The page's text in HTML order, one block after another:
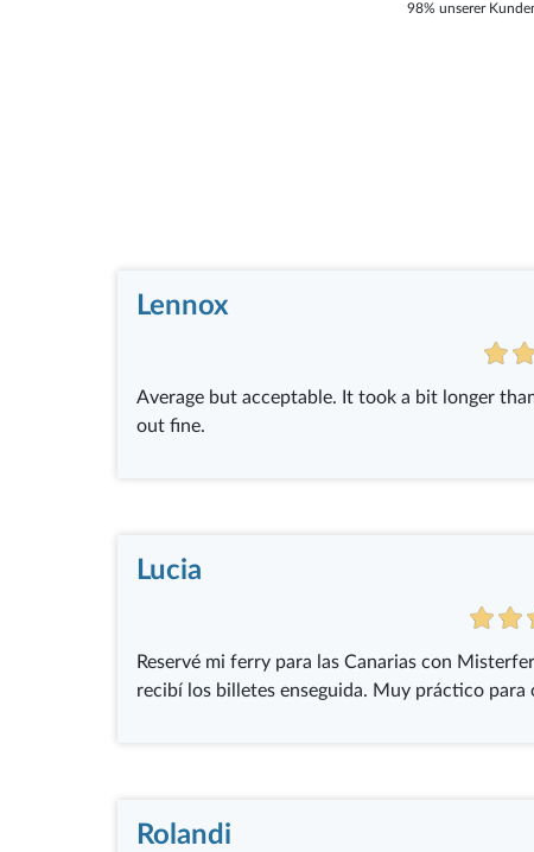
98% unserer
Lennox
Average but acceptable. It took a bit longer
out fine.
Lucia
Reservé mi ferry para las Canarias con
recibí los billetes enseguida. Muy práctico para
Rolandi